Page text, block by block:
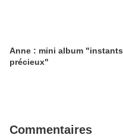
Anne : mini album "instants
précieux"
Commentaires